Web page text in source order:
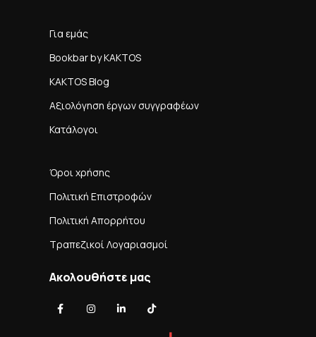
Για εμάς
Bookbar by KAKTOS
KAKTOS Blog
Αξιολόγηση έργων συγγραφέων
Κατάλογοι
Όροι χρήσης
Πολιτική Επιστροφών
Πολιτική Απορρήτου
Τραπεζικοί Λογαριασμοί
Ακολουθήστε μας